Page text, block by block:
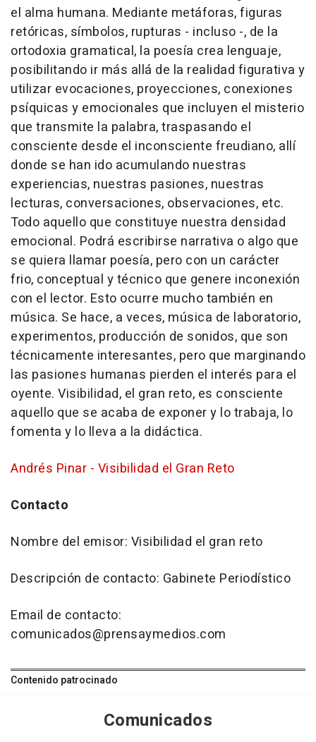
el alma humana. Mediante metáforas, figuras
retóricas, símbolos, rupturas - incluso -, de la
ortodoxia gramatical, la poesía crea lenguaje,
posibilitando ir más allá de la realidad figurativa y
utilizar evocaciones, proyecciones, conexiones
psíquicas y emocionales que incluyen el misterio
que transmite la palabra, traspasando el
consciente desde el inconsciente freudiano, allí
donde se han ido acumulando nuestras
experiencias, nuestras pasiones, nuestras
lecturas, conversaciones, observaciones, etc.
Todo aquello que constituye nuestra densidad
emocional. Podrá escribirse narrativa o algo que
se quiera llamar poesía, pero con un carácter
frio, conceptual y técnico que genere inconexión
con el lector. Esto ocurre mucho también en
música. Se hace, a veces, música de laboratorio,
experimentos, producción de sonidos, que son
técnicamente interesantes, pero que marginando
las pasiones humanas pierden el interés para el
oyente. Visibilidad, el gran reto, es consciente
aquello que se acaba de exponer y lo trabaja, lo
fomenta y lo lleva a la didáctica.
Andrés Pinar - Visibilidad el Gran Reto
Contacto
Nombre del emisor: Visibilidad el gran reto
Descripción de contacto: Gabinete Periodístico
Email de contacto:
comunicados@prensaymedios.com
Contenido patrocinado
Comunicados